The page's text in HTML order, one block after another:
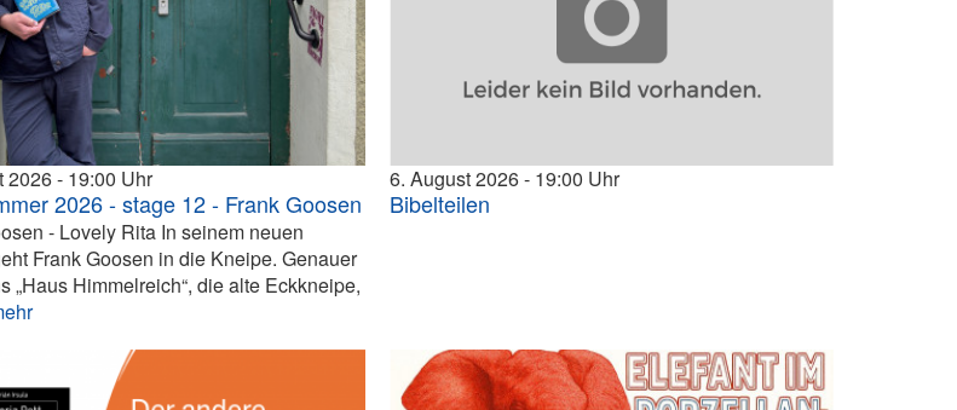
2026 19:00
2026 - stage 12 - Frank Goosen
- Lovely Rita In seinem neuen
Frank Goosen in die Kneipe. Genauer
„Haus Himmelreich“, die alte Eckkneipe,
6. August 2026 19:00
Bibelteilen